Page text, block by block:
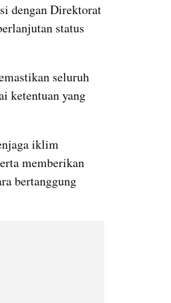
dengan Direktorat
status
seluruh
ketentuan yang
iklim
memberikan
bertanggung